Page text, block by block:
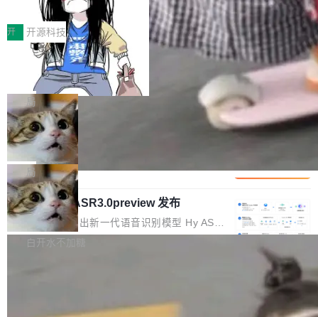
得住、用得稳、省得下、更安全！ 一、从现在开
始，Token使用一目...
q2Seq 和 DocAI 的共同发明人）以及 Oriol Vin
yals（Gemini 联合负责人，AlphaSta...
中文驱动的数字员工，自主理解需求、规划步
骤、编写代码。不挑模型、不挑平台，curl 一行
装完即用。 开源地址：Gitee · GitCode · GitHu
b 安装 支持 Java 8+（8~26）、macOS / Linu
x / Windows / Harmony PC。 # macOS / Linu
x / Harmony PC curl -fsSL https://solon.noea
r.org/solon...
价值潜能：华为云码道（CodeArts）
代码仓技术解析
一、代码仓深度理解技术的作用与价值 在软件工
程实践中，代码仓是企业核心知识资产的主要载
体。企业级代码仓库通常包含数十万乃至数百万
个文件，其规模远超单次模型调用可承载的上下
文窗口。随着项目规模的持续扩张与代码历史的
不断累积，代码仓中的模块关系、接口契约、业
务逻辑等关键信息往往分散于数十乃至数百个文
件之中，形成高度复杂的知识关联网络。传统的
代码检索手段（如关键词匹配、目录遍历）仅能
在语法层面完成文本定位，难以触及代码的语义
内涵与结构关联，导致开发者使用代码智能体在
理解大规模代码仓时面临显著"代码仓理解"瓶
颈。 代码仓深度理解服务（以下简称" CodeBas
e深度理解服务"）是华为云码道（CodeA...
开 开源科技
一条“删库”命令跑 17 小时，算法工程
师删光 89TB 数据只为干私活
最高人民检察院8月4日公布了一起案件：北京一
名90后算法工程师王某，为了给自己接的私活腾
服务器空间，删光了公司AI游戏部门的全部核心
数据。 王某2024年1月入职东城区某科技公司AI
短剧部门，有互联网大厂背景。在公司内部架构
调整期间，部门三次通知全员将数据从A集群迁
移到B集群，王某都回复了"收到"。 他没有迁移
数据。2024年9月3日下午4点，他使用此前登录
的账号密码进入A集群，输入了一条被程序员圈
称为"删库跑路"的命令——最高管理员权限、无
局
Cloudflare 分享推理优化实践：KV ca
che 量化 + 权重压缩，吞吐量提升 4
1%，成本降 30%
Kimi 和 GLM 是当前最强的大模型系列之一，但
它们有一个共同的问题：太吃显存了。月之暗面
的 Kimi K 系列和智谱的 GLM 都是长上下文、M
oE 架构的大模型，好用到让人上瘾，但 GPU 显
存永远不够用。 Cloudflare 的 Workers AI 团队
一直在跑这些模型的推理。他们在官方博客上发
整性保护。效果是：吞吐量提升 41%，每 token
局
腾讯混元 Hy ASR3.0preview 发布
腾讯混元正式推出新一代语音识别模型 Hy ASR
3.0preview。基于最新一代大语言模型 Hy3 的
让语音识别不再只是听清，而是真正听懂。通过
白开水不加糖